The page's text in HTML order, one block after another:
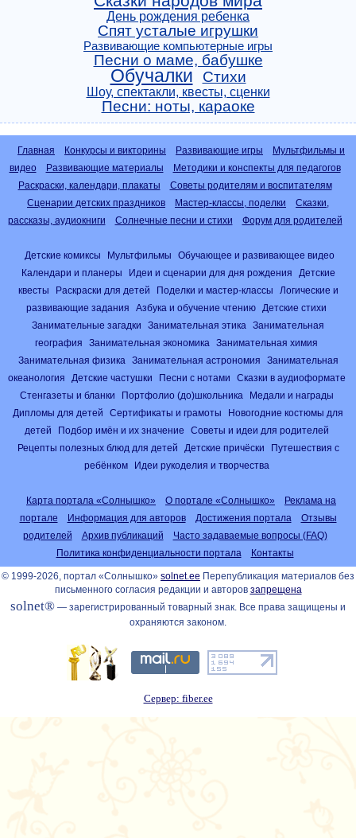
День рождения ребенка
Спят усталые игрушки
Развивающие компьютерные игры
Песни о маме, бабушке
Обучалки Стихи
Шоу, спектакли, квесты, сценки
Песни: ноты, караоке
Главная Конкурсы и викторины Развивающие игры
Мультфильмы и
видео
Развивающие материалы
Методики и конспекты для педагогов
Раскраски, календари, плакаты
Советы родителям и воспитателям
Сценарии детских праздников
Мастер-классы, поделки
Сказки,
рассказы, аудиокниги
Солнечные песни и стихи Форум для родителей
Детские комиксы Мультфильмы
Обучающее и развивающее видео
Календари и планеры
Идеи и сценарии для дня рождения
Детские
квесты
Раскраски для детей Поделки и мастер-классы
Логические и
развивающие задания
Азбука и обучение чтению
Детские стихи
Занимательные загадки
Занимательная этика
Занимательная
география
Занимательная экономика
Занимательная химия
Занимательная физика
Занимательная астрономия
Занимательная
океанология
Детские частушки Песни с нотами
Сказки в аудиоформате
Стенгазеты и бланки
Портфолио (до)школьника
Медали и награды
Дипломы для детей
Сертификаты и грамоты
Новогодние костюмы для
детей
Подбор имён и их значение
Советы и идеи для родителей
Рецепты полезных блюд для детей
Детские причёски
Путешествия с
ребёнком
Идеи рукоделия и творчества
Карта портала «Солнышко» О портале «Солнышко»
Реклама на
портале
Информация для авторов Достижения портала
Отзывы
родителей
Архив публикаций
Часто задаваемые вопросы (FAQ)
Политика конфиденциальности портала
Контакты
© 1999-2026, портал «Солнышко» solnet.ee Перепубликация материалов без
письменного согласия редакции и авторов запрещена
solnet® — зарегистрированный товарный знак. Все права защищены и
охраняются законом.
Сервер: fiber.ee